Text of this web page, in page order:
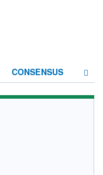
CONSENSUS